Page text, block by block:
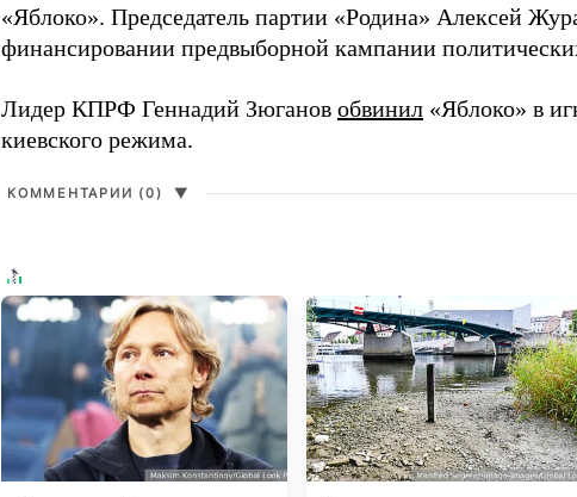
«Яблоко». Председатель партии «Родина» Алексей
финансировании предвыборной кампании
Лидер КПРФ Геннадий Зюганов обвинил «Яблоко» в
киевского режима.
КОММЕНТАРИИ (0) ▼